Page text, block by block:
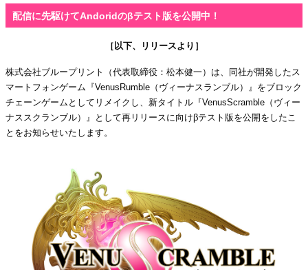
配信に先駆けてAndoridのβテスト版を公開中！
［以下、リリースより］
株式会社ブループリント（代表取締役：松本健一）は、同社が開発したス
マートフォンゲーム『VenusRumble（ヴィーナスランブル）』をブロック
チェーンゲームとしてリメイクし、新タイトル『VenusScramble（ヴィー
ナススクランブル）』として再リリースに向けβテスト版を公開をしたこ
とをお知らせいたします。